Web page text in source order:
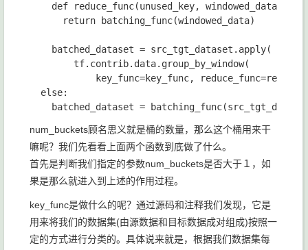
def reduce_func(unused_key, windowed_data
return
batching_func(windowed_data)
batched_dataset = src_tgt_dataset . apply(
tf. contrib. data. group_by_window(
key_func=key_func, reduce_func=
else:
batched_dataset = batching_func(
num_buckets顾名思义就是桶的数量，那么这个桶用来干
嘛呢？我们先看看上面两个函数到底做了什么。
首先是判断我们指定的参数num_buckets是否大于１，如
果是那么就进入到上述的作用过程。
key_func是做什么的呢？通过源码和注释我们发现，它是
用来将我们的数据集(由源数据和目标数据成对组成)按照一
定的方式进行分类的。具体说来就是，根据我们数据集每